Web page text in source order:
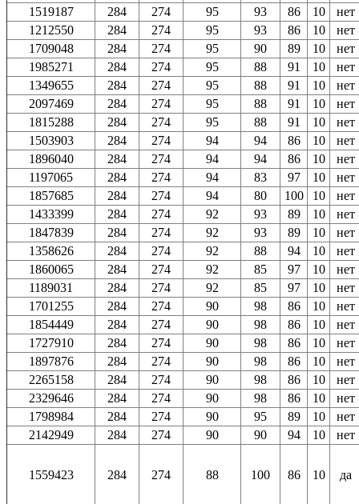
1519187 284 274 95 93 86 10
нет
1212550
284 274 95 93 86 10
нет
1709048
284 274 95 90 89 10
нет
1985271
284 274 95 88 91 10
нет
1349655
284 274 95 88 91 10
нет
2097469
284 274 95 88 91 10
нет
1815288
284 274 95 88 91 10
нет
1503903
284 274 94 94 86 10
нет
1896040
284 274 94 94 86 10
нет
1197065
284 274 94 83 97 10
нет
1857685
284 274 94 80 100 10
нет
1433399
284 274 92 93 89 10
нет
1847839
284 274 92 93 89 10
нет
1358626
284 274 92 88 94 10
нет
1860065
284 274 92 85 97 10
нет
1189031
284 274 92 85 97 10
нет
1701255
284 274 90 98 86 10
нет
1854449
284 274 90 98 86 10
нет
1727910
284 274 90 98 86 10
нет
1897876
284 274 90 98 86 10
нет
2265158
284 274 90 98 86 10
нет
2329646
284 274 90 98 86 10
нет
1798984
284 274 90 95 89 10
нет
2142949
284 274 90 90 94 10 нет
1559423 284 274 88 100 86 10 да